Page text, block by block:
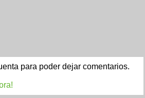
para poder dejar comentarios.